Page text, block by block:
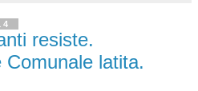
resiste.
latita.